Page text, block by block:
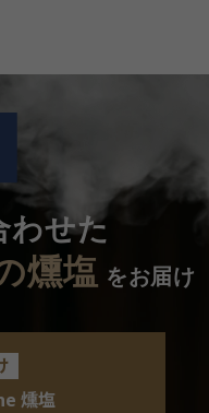
燻塩
わせた
燻塩 をお届け